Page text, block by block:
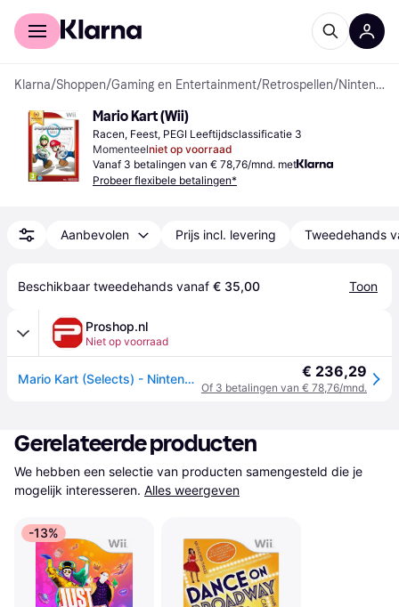
Voor shoppers
Klarna/Shoppen/Gaming en Entertainment/Retrospellen/ Nintendo Wii spellen
Mario Kart (Wii)
Racen, Feest, PEGI Leeftijdsclassificatie 3
Momenteelniet op voorraad
Vanaf 3 betalingen van € 78,76/mnd. met
Probeer flexibele betalingen*
Aanbevolen Prijs incl. levering Tweedehands
Beschikbaar tweedehands vanaf € 35,00 Toon
Proshop.nl
Niet op voorraad
Mario Kart (Selects) - Nintendo Wii - Racing € 236,29
Of 3 betalingen van € 78,76/mnd.
Gerelateerde producten
We hebben een selectie van producten samengesteld die je
mogelijk interesseren. Alles weergeven
-13%